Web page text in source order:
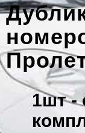
1шт -